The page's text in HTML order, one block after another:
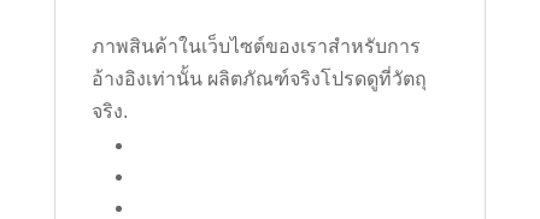
ภาพสินค้าในเว็บไซต์ของเราสำหรับการ
อ้างอิงเท่านั้น ผลิตภัณฑ์จริงโปรดดูที่วัตถุ
จริง.